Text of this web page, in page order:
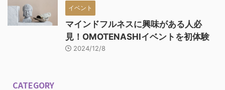
イベント
マインドフルネスに興味がある人必
見！OMOTENASHIイベントを初体験
2024/12/8
CATEGORY